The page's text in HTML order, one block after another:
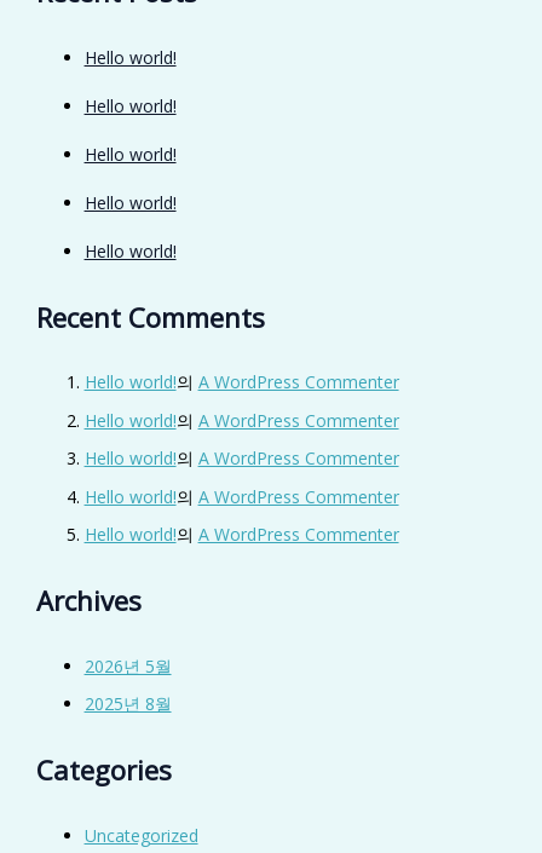
Hello world!
Hello world!
Hello world!
Hello world!
Hello world!
Recent Comments
Hello world!의 A WordPress Commenter
Hello world!의 A WordPress Commenter
Hello world!의 A WordPress Commenter
Hello world!의 A WordPress Commenter
Hello world!의 A WordPress Commenter
Archives
2026년 5월
2025년 8월
Categories
Uncategorized